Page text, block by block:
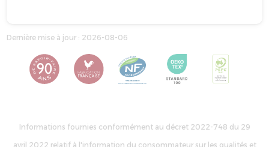
Dernière mise à jour : 2026-08-06
Informations fournies conformément au décret 2022-748 du 29
avril 2022 relatif à l'information du consommateur sur les qualités et